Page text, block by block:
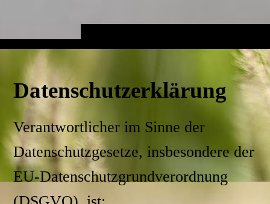
Datenschutzerklärung
Verantwortlicher im Sinne der
Datenschutzgesetze, insbesondere der
EU-Datenschutzgrundverordnung